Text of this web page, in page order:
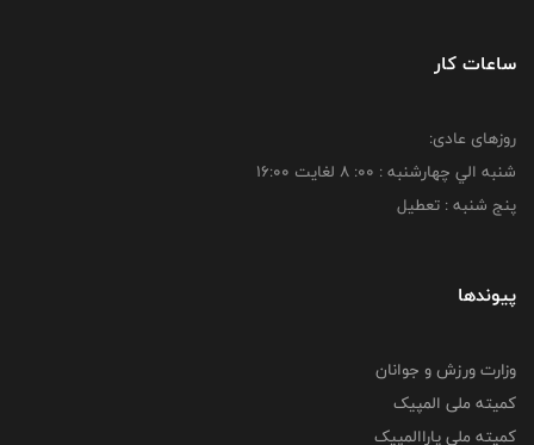
ساعات کار
روزهای عادی:
شنبه الي چهارشنبه : 00: 8 لغايت 16:00
پنج شنبه : تعطیل
پیوندها
وزارت ورزش و جوانان
کمیته ملی المپیک
کمیته ملی پاراالمپیک